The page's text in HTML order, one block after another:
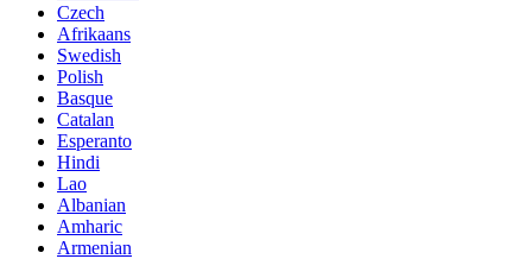
Czech
Afrikaans
Swedish
Polish
Basque
Catalan
Esperanto
Hindi
Lao
Albanian
Amharic
Armenian